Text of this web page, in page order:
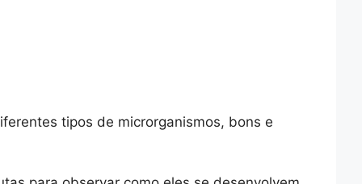
tipos de microrganismos, bons e